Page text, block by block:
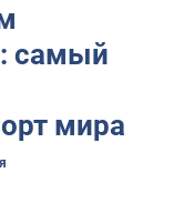
самый
мира